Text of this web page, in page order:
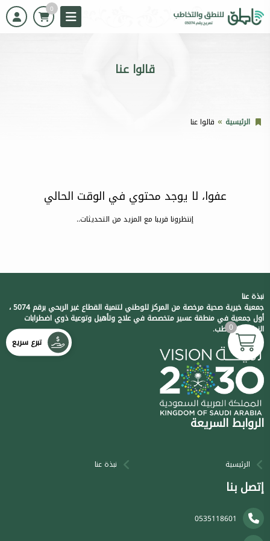
0
قالوا عنا
الرئيسية قالوا عنا
عفوا، لا يوجد محتوي في الوقت الحالي
إنتظرونا قريبا مع المزيد من التحديثات..
نبذة عنا
جمعية خيرية صحية مرخصة من المركز للوطني لتنمية القطاع غير الربحي برقم 5074 ،
أول جمعية في منطقة عسير متخصصة في علاج وتأهيل وتوعية ذوي اضطرابات
النطق والتخاطب.
الروابط السريعة
الرئيسية نبذة عنا
إتصل بنا
0535118601
تبرع سريع
0